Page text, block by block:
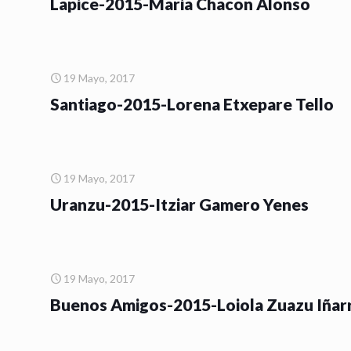
19 Mayo, 2017
Santiago-2015-Lorena Etxepare Tello
19 Mayo, 2017
Uranzu-2015-Itziar Gamero Yenes
19 Mayo, 2017
Buenos Amigos-2015-Loiola Zuazu